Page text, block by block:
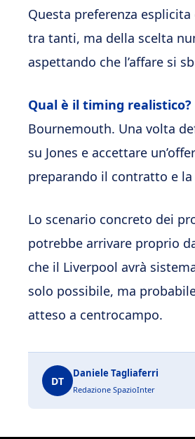
Questa preferenza
tra tanti, ma della scelta
aspettando che l’affare si
Qual è il timing realistico?
Bournemouth. Una volta
su Jones e accettare
preparando il contratto e
Lo scenario concreto dei
potrebbe arrivare proprio
che il Liverpool avrà
solo possibile, ma
atteso a centrocampo.
DT
Daniele Tagliaferri
Redazione SpazioInter